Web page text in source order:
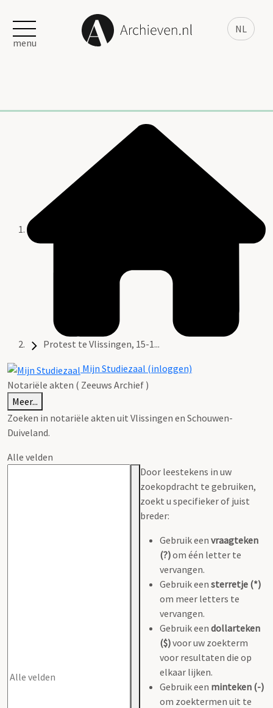
NL
menu
Protest te Vlissingen, 15-1...
Mijn Studiezaal (inloggen)
Notariële akten ( Zeeuws Archief )
Meer...
Zoeken in notariële akten uit Vlissingen en Schouwen-
Duiveland.
Alle velden
Door leestekens in uw
zoekopdracht te gebruiken,
zoekt u specifieker of juist
breder:
Gebruik een vraagteken
(?)om één letter te
vervangen.
Gebruik een sterretje (*)
om meer letters te
vervangen.
Gebruik een dollarteken
($)voor uw zoekterm
voor resultaten die op
elkaar lijken.
Gebruik een minteken (-)
om zoektermen uit te